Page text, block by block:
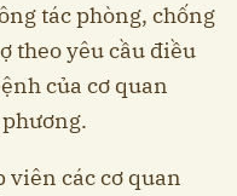
tác phòng, chống
theo yêu cầu điều
của cơ quan
viên các cơ quan